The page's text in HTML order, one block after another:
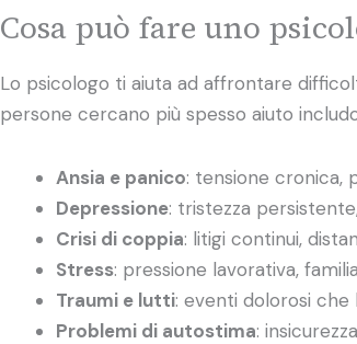
Cosa può fare uno
Lo psicologo ti aiuta ad affrontare
persone cercano più spesso aiuto
Ansia e panico: tensione cronica,
Depressione: tristezza
Crisi di coppia: litigi continui,
Stress: pressione lavorativa,
Traumi e lutti: eventi dolorosi che
Problemi di autostima: